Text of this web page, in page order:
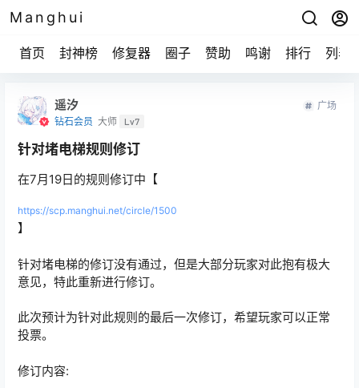
Manghui
首页 封神榜 修复器 圈子 赞助 鸣谢 排行 列表
遥汐
钻石会员 大师 Lv7
广场
针对堵电梯规则修订
在7月19日的规则修订中【
https://scp.manghui.net/circle/1500
】
针对堵电梯的修订没有通过，但是大部分玩家对此抱有极大
意见，特此重新进行修订。
此次预计为针对此规则的最后一次修订，希望玩家可以正常
投票。
修订内容: